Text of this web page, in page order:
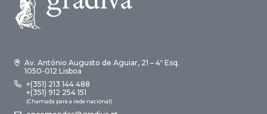
Av. António Augusto de Aguiar, 21 – 4º Esq.
1050-012 Lisboa
+(351) 213 144 488
+(351) 912 254 151
(Chamada para a rede nacional)